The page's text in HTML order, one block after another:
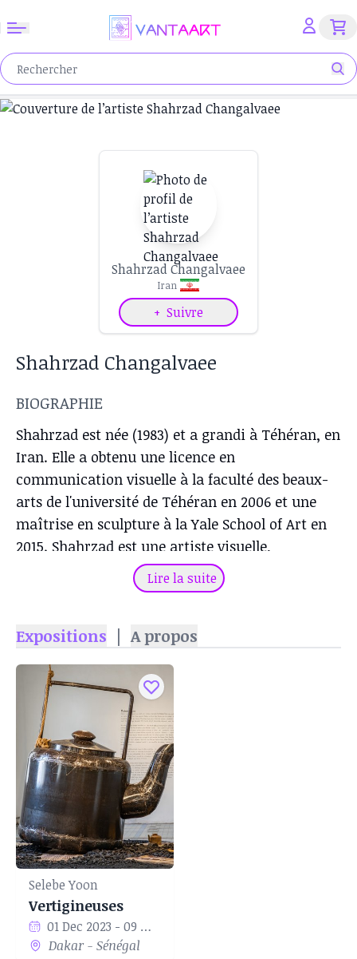
Shahrzad Changalvaee
Iran
+ Suivre
Shahrzad Changalvaee
BIOGRAPHIE
Shahrzad est née (1983) et a grandi à Téhéran, en
Iran. Elle a obtenu une licence en
communication visuelle à la faculté des beaux-
arts de l'université de Téhéran en 2006 et une
maîtrise en sculpture à la Yale School of Art en
2015. Shahrzad est une artiste visuelle,
principalement sculptrice. Elle utilise des images
et des séquences trouvées, ainsi que des
l'artiste pour former des récits qui interrogent le
déplacement et la mémoire, le langage et la
communication. Shahrzad se souvient avoir
pensé à devenir enseignante dès son premier
jour d'école. Elle a pensé et animé des ateliers
pour des enfants, des jeunes adultes et des
étudiants, en Iran et aux États-Unis. Elle a
travaillé pendant sept ans avec le collectif
Dabireh, un projet sur l'écriture et la langue
persanes, et est actuellement membre du
collectif Bon-Gah, une plateforme d'artistes en
Iran. Shahrzad collabore avec Pardis for Children
depuis 2017 et enseigne actuellement l'art vidéo
à l'Université Caldwell, NJ. Source :
Lire la suite
Expositions | A propos
Selebe Yoon
Vertigineuses
01 Dec 2023 - 09 Mar 2024
Dakar - Sénégal